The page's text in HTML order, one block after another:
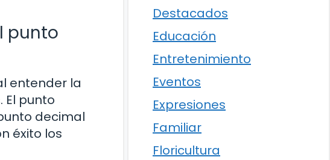
punto
entender la
punto
decimal
éxito los
Destacados
Educación
Entretenimiento
Eventos
Expresiones
Familiar
Floricultura